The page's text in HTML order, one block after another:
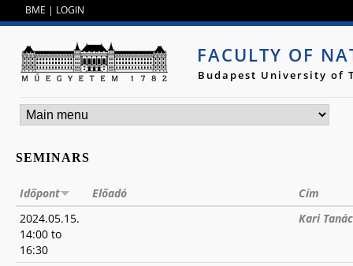
BME | LOGIN
FACULTY OF
Budapest University of
SEMINARS
Időpont Előadó
Cím
2024.05.15.
14:00 to
16:30
Kari